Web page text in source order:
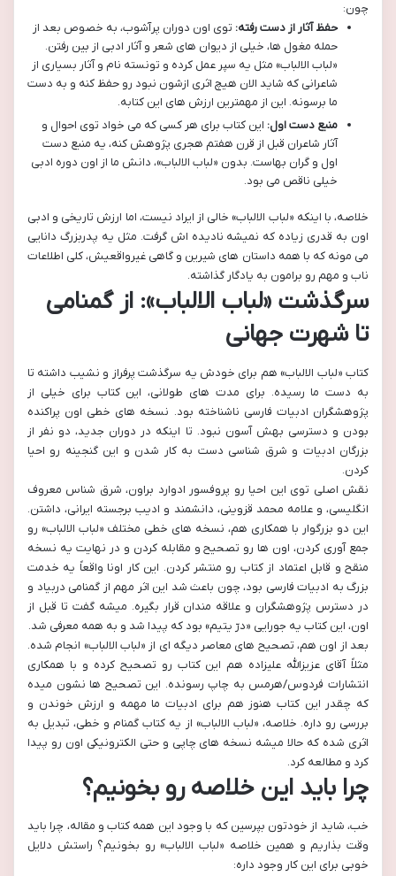
چون:
حفظ آثار از دست رفته: توی اون دوران پرآشوب، به خصوص بعد از
حمله مغول ها، خیلی از دیوان های شعر و آثار ادبی از بین رفتن.
«لباب الالباب» مثل یه سپر عمل کرده و تونسته نام و آثار بسیاری از
شاعرانی که شاید الان هیچ اثری ازشون نبود رو حفظ کنه و به دست
ما برسونه. این از مهمترین ارزش های این کتابه.
منبع دست اول: این کتاب برای هر کسی که می خواد توی احوال و
آثار شاعران قبل از قرن هفتم هجری پژوهش کنه، یه منبع دست
اول و گران بهاست. بدون «لباب الالباب»، دانش ما از اون دوره ادبی
خیلی ناقص می بود.
خلاصه، با اینکه «لباب الالباب» خالی از ایراد نیست، اما ارزش تاریخی و ادبی
اون به قدری زیاده که نمیشه نادیده اش گرفت. مثل یه پدربزرگ دانایی
می مونه که با همه داستان های شیرین و گاهی غیرواقعیش، کلی اطلاعات
ناب و مهم رو برامون به یادگار گذاشته.
سرگذشت «لباب الالباب»: از گمنامی
تا شهرت جهانی
کتاب «لباب الالباب» هم برای خودش یه سرگذشت پرفراز و نشیب داشته تا
به دست ما رسیده. برای مدت های طولانی، این کتاب برای خیلی از
پژوهشگران ادبیات فارسی ناشناخته بود. نسخه های خطی اون پراکنده
بودن و دسترسی بهش آسون نبود. تا اینکه در دوران جدید، دو نفر از
بزرگان ادبیات و شرق شناسی دست به کار شدن و این گنجینه رو احیا
کردن.
نقش اصلی توی این احیا رو پروفسور ادوارد براون، شرق شناس معروف
انگلیسی، و علامه محمد قزوینی، دانشمند و ادیب برجسته ایرانی، داشتن.
این دو بزرگوار با همکاری هم، نسخه های خطی مختلف «لباب الالباب» رو
جمع آوری کردن، اون ها رو تصحیح و مقابله کردن و در نهایت یه نسخه
منقح و قابل اعتماد از کتاب رو منتشر کردن. این کار اونا واقعاً یه خدمت
بزرگ به ادبیات فارسی بود، چون باعث شد این اثر مهم از گمنامی دربیاد و
در دسترس پژوهشگران و علاقه مندان قرار بگیره. میشه گفت تا قبل از
اون، این کتاب یه جورایی «درّ یتیم» بود که پیدا شد و به همه معرفی شد.
بعد از اون هم، تصحیح های معاصر دیگه ای از «لباب الالباب» انجام شده.
مثلاً آقای عزیزالله علیزاده هم این کتاب رو تصحیح کرده و با همکاری
انتشارات فردوس/هرمس به چاپ رسونده. این تصحیح ها نشون میده
که چقدر این کتاب هنوز هم برای ادبیات ما مهمه و ارزش خوندن و
بررسی رو داره. خلاصه، «لباب الالباب» از یه کتاب گمنام و خطی، تبدیل به
اثری شده که حالا میشه نسخه های چاپی و حتی الکترونیکی اون رو پیدا
کرد و مطالعه کرد.
چرا باید این خلاصه رو بخونیم؟
خب، شاید از خودتون بپرسین که با وجود این همه کتاب و مقاله، چرا باید
وقت بذاریم و همین خلاصه «لباب الالباب» رو بخونیم؟ راستش دلایل
خوبی برای این کار وجود داره: